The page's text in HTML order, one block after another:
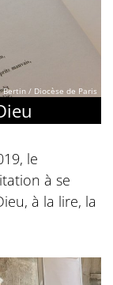
/ Diocèse de Paris
le
à se
à la lire, la